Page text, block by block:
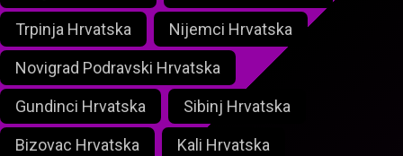
Trpinja Hrvatska Nijemci Hrvatska
Novigrad Podravski Hrvatska
Gundinci Hrvatska Sibinj Hrvatska
Bizovac Hrvatska Kali Hrvatska